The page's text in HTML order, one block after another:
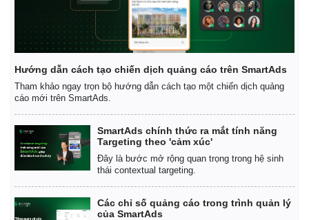
Hướng dẫn cách tạo chiến dịch quảng cáo trên SmartAds
Tham khảo ngay trọn bộ hướng dẫn cách tạo một chiến dịch quảng
cáo mới trên SmartAds.
SmartAds chính thức ra mắt tính năng
Targeting theo 'cảm xúc'
Đây là bước mở rộng quan trọng trong hệ sinh
thái contextual targeting.
Các chỉ số quảng cáo trong trình quản lý
của SmartAds